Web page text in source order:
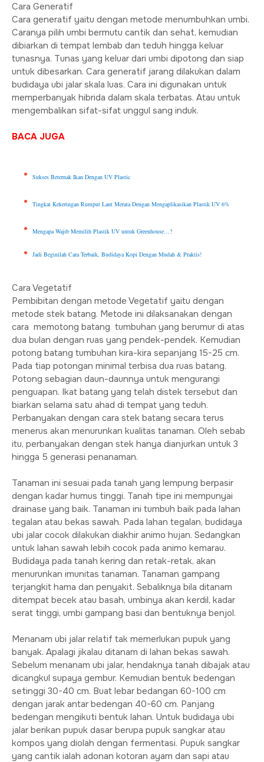
Cara Generatif
Cara generatif yaitu dengan metode menumbuhkan umbi.
Caranya pilih umbi bermutu cantik dan sehat, kemudian
dibiarkan di tempat lembab dan teduh hingga keluar
tunasnya. Tunas yang keluar dari umbi dipotong dan siap
untuk dibesarkan. Cara generatif jarang dilakukan dalam
budidaya ubi jalar skala luas. Cara ini digunakan untuk
memperbanyak hibrida dalam skala terbatas. Atau untuk
mengembalikan sifat-sifat unggul sang induk.
BACA JUGA
Sukses Beternak Ikan Dengan UV Plastic
Tingkat Kekeringan Rumput Laut Merata Dengan Mengaplikasikan Plastik UV 6%
Mengapa Wajib Memilih Plastik UV untuk Greenhouse…?
Jadi Beginilah Cara Terbaik, Budidaya Kopi Dengan Mudah & Praktis!
Cara Vegetatif
Pembibitan dengan metode Vegetatif yaitu dengan
metode stek batang. Metode ini dilaksanakan dengan
cara memotong batang tumbuhan yang berumur di atas
dua bulan dengan ruas yang pendek-pendek. Kemudian
potong batang tumbuhan kira-kira sepanjang 15-25 cm.
Pada tiap potongan minimal terbisa dua ruas batang.
Potong sebagian daun-daunnya untuk mengurangi
penguapan. Ikat batang yang telah distek tersebut dan
biarkan selama satu ahad di tempat yang teduh.
Perbanyakan dengan cara stek batang secara terus
menerus akan menurunkan kualitas tanaman. Oleh sebab
itu, perbanyakan dengan stek hanya dianjurkan untuk 3
hingga 5 generasi penanaman.
Tanaman ini sesuai pada tanah yang lempung berpasir
dengan kadar humus tinggi. Tanah tipe ini mempunyai
drainase yang baik. Tanaman ini tumbuh baik pada lahan
tegalan atau bekas sawah. Pada lahan tegalan, budidaya
ubi jalar cocok dilakukan diakhir animo hujan. Sedangkan
untuk lahan sawah lebih cocok pada animo kemarau.
Budidaya pada tanah kering dan retak-retak, akan
menurunkan imunitas tanaman. Tanaman gampang
terjangkit hama dan penyakit. Sebaliknya bila ditanam
ditempat becek atau basah, umbinya akan kerdil, kadar
serat tinggi, umbi gampang basi dan bentuknya benjol.
Menanam ubi jalar relatif tak memerlukan pupuk yang
banyak. Apalagi jikalau ditanam di lahan bekas sawah.
Sebelum menanam ubi jalar, hendaknya tanah dibajak atau
dicangkul supaya gembur. Kemudian bentuk bedengan
setinggi 30-40 cm. Buat lebar bedangan 60-100 cm
dengan jarak antar bedengan 40-60 cm. Panjang
bedengan mengikuti bentuk lahan. Untuk budidaya ubi
jalar berikan pupuk dasar berupa pupuk sangkar atau
kompos yang diolah dengan fermentasi. Pupuk sangkar
yang cantik ialah adonan kotoran ayam dan sapi atau